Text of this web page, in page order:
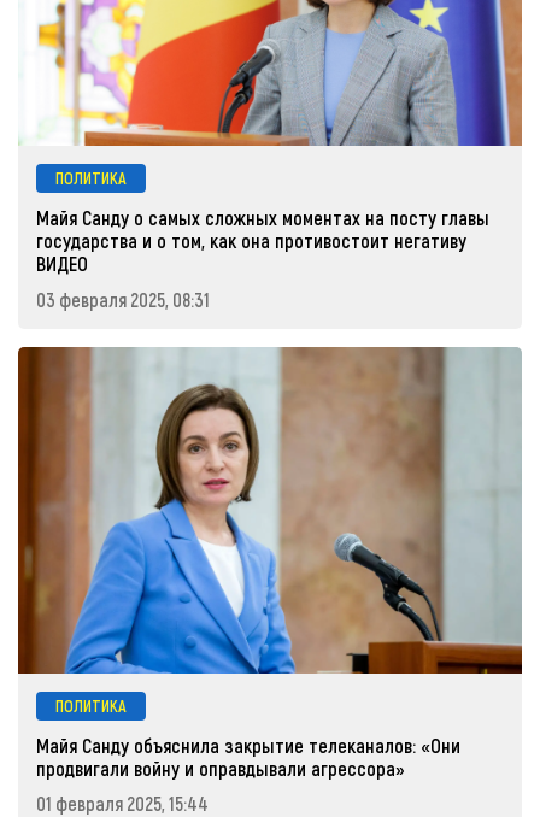
ПОЛИТИКА
Майя Санду о самых сложных моментах на посту главы
государства и о том, как она противостоит негативу
ВИДЕО
03 февраля 2025, 08:31
ПОЛИТИКА
Майя Санду объяснила закрытие телеканалов: «Они
продвигали войну и оправдывали агрессора»
01 февраля 2025, 15:44